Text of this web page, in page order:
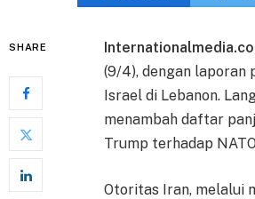
SHARE
(9/4), dengan laporan
Israel di Lebanon.
menambah daftar
Trump terhadap
Otoritas Iran, melalui